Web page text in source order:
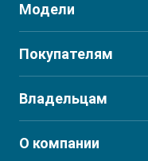
Модели
JS3
JS6
J7
Покупателям
Выбор и покупка
Финансы и услуги
Владельцам
Сервис
О компании